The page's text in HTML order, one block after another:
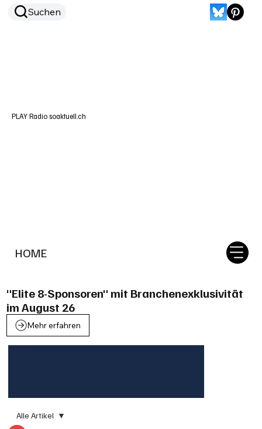
HOME
Suchen
PLAY Radio soaktuell.ch
"Elite 8-Sponsoren" mit Branchenexklusivität
im August 26
Mehr erfahren
Alle Artikel